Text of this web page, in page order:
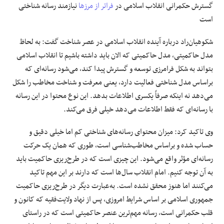
گسترش حکمرانی انقلاب اسلامی درفراتر از مرزهانیازمند رسانه شناختی
است
شکوهیان‌راد درباره آینده انقلاب اسلامی در عصر شناخت گفت: به لحاظ
مدل حاکمیتی، مدل حاکمیتی که الان باید داشته باشیم تا انقلاب اسلامی
بتواند به شکل فرامرزی توسعه و گسترش پیدا کند، می‌شود رسانه‌ای که
براساس مدل شناختی فعالیت دارد، یعنی معرفت و شناخت مخاطب را شکل
می‌دهد نه اینکه صرفاً یکسری اطلاعات بدهد. این نوع محتوا در این رسانه
با رسانه‌ای که فقط اطلاعات می‌دهد خیلی فرق می‌کند.
وی تاکید کرد: میزان محتوای رسانه‌های شناختی کم اما خیلی دقیق و
حساب شده و براساس مخاطب‌شناسی است، طوری که همان یک حرکت
رسانه‌ای مؤثر واقع می‌شود. این چیزی است که در طرح‌ریزی حاکمیت باید
به آن توجه کنیم. امام انقلاب سال‌ها است که دارند بر این مهم تاکید
می‌کنند اما هنوز محقق نشده است. به‌عبارت دیگر در طرح‌ریزی حاکمیت
جمهوری اسلامی بر اساس شرایط امروزی، پس از نهاد ولایت‌فقیه که کانون و
قلب حکمرانی است، رسانه مهم‌ترین عنصر حاکمیتی است که در راستای